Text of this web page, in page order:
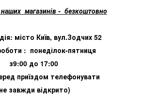
наших магазинів - безкоштовно
місто Київ, вул.Зодчих 52
: понеділок-пятниця
з9:00 до 17:00
приїздом телефонувати
завжди відкрито)